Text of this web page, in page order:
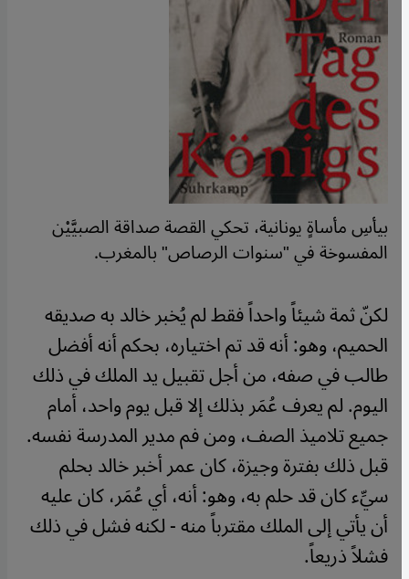
بيأسِ مأساةٍ يونانية، تحكي القصة صداقة الصبيَّيْن
المفسوخة في "سنوات الرصاص" بالمغرب.
​​لكنّ ثمة شيئاً واحداً فقط لم يُخبر خالد به صديقه
الحميم، وهو: أنه قد تم اختياره، بحكم أنه أفضل
طالب في صفه، من أجل تقبيل يد الملك في ذلك
اليوم. لم يعرف عُمَر بذلك إلا قبل يوم واحد، أمام
جميع تلاميذ الصف، ومن فم مدير المدرسة نفسه.
قبل ذلك بفترة وجيزة، كان عمر أخبر خالد بحلم
سيِّء كان قد حلم به، وهو: أنه، أي عُمَر، كان عليه
أن يأتي إلى الملك مقترباً منه - لكنه فشل في ذلك
فشلاً ذريعاً.